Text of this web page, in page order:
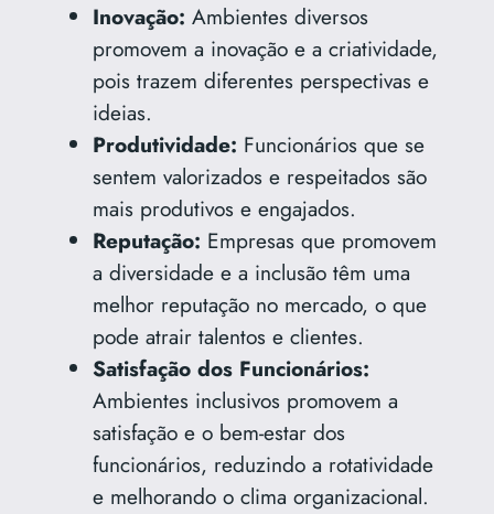
Inovação: Ambientes diversos
promovem a inovação e a criatividade,
pois trazem diferentes perspectivas e
ideias.
Produtividade: Funcionários que se
sentem valorizados e respeitados são
mais produtivos e engajados.
Reputação: Empresas que promovem
a diversidade e a inclusão têm uma
melhor reputação no mercado, o que
pode atrair talentos e clientes.
Satisfação dos Funcionários:
Ambientes inclusivos promovem a
satisfação e o bem-estar dos
funcionários, reduzindo a rotatividade
e melhorando o clima organizacional.